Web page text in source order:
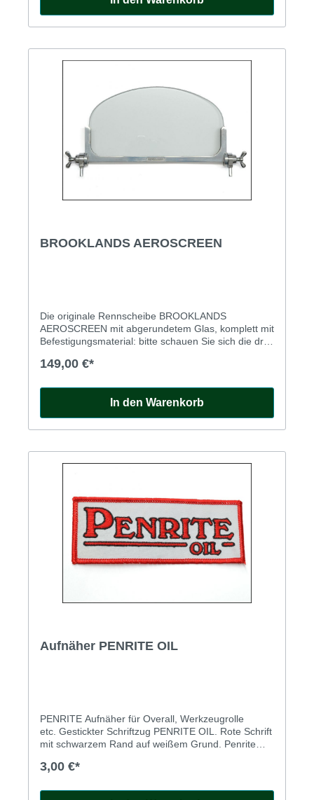
BROOKLANDS AEROSCREEN
Die originale Rennscheibe BROOKLANDS
AEROSCREEN mit abgerundetem Glas, komplett mit
Befestigungsmaterial: bitte schauen Sie sich die drei
149,00 €*
In den Warenkorb
Aufnäher PENRITE OIL
PENRITE Aufnäher für Overall, Werkzeugrolle
etc. Gestickter Schriftzug PENRITE OIL. Rote Schrift
mit schwarzem Rand auf weißem Grund. Penrite
3,00 €*